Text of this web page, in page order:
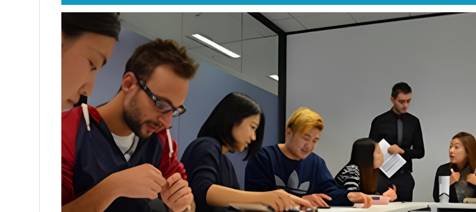
4.3フリーターになる
5社会人留学の費用はいくら？期間別・国別の目安
6社会人留学におすすめの国
7 社会人が海外留学・ワーホリを経験して得られるキャリア以外への好影響
7.1英語への苦手意識が薄れて日本語以外の情報をキャッチアップしやすくなる
7.2異文化・多様な価値観に触れることで周囲の人々への理解が進み社会を見る視野が広がる
未経験の事柄や行ったことがない土地などへのチャレンジに踏み切りやすくなる
8 社会人も海外留学・ワーホリ参加者は増えている！悩んでいるなら早めの今がチャンス
社会人留学・ワーホリの準備からその後のことまで不安があればタビケン留学へ